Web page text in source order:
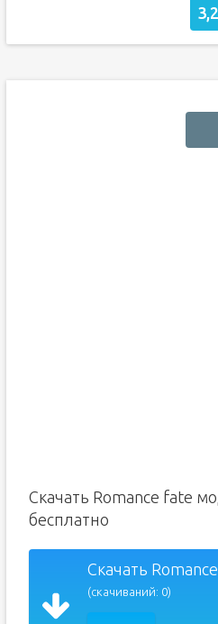
3,2
Скачать Romance fate
бесплатно
Скачать
(скачиваний: 0)